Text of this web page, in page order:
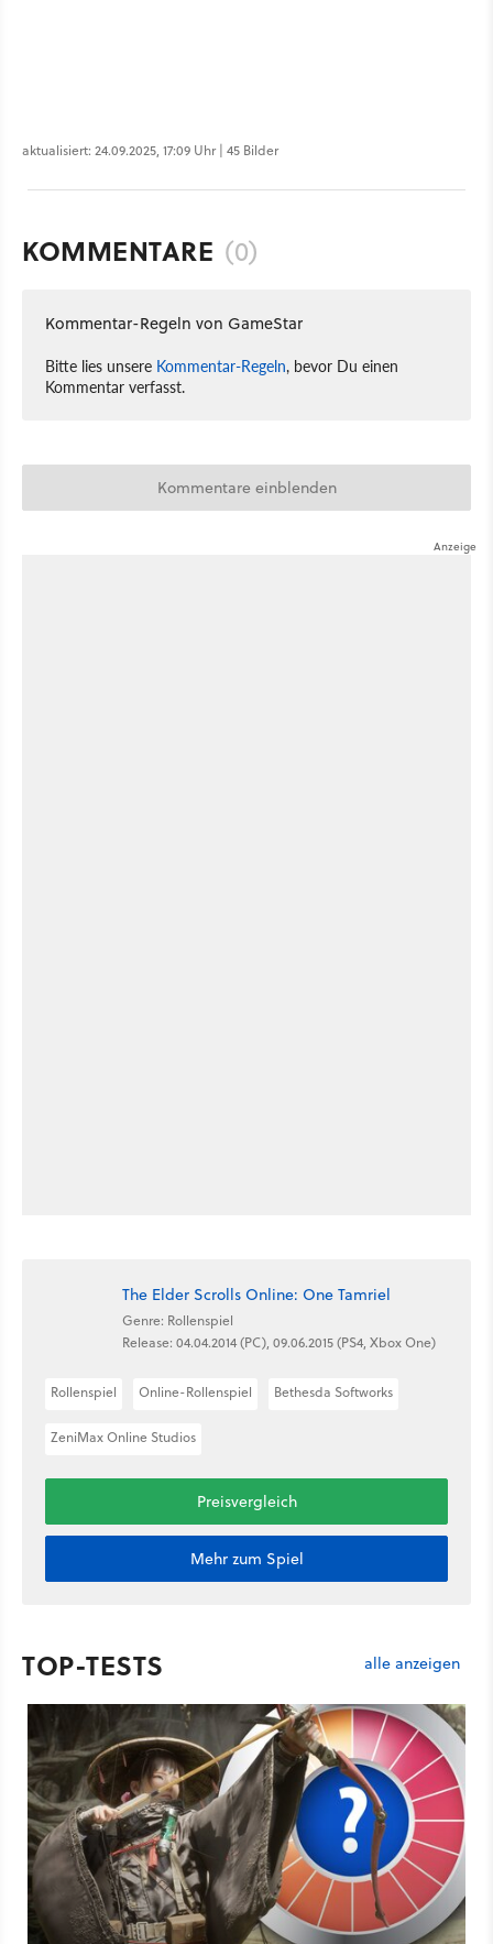
aktualisiert: 24.09.2025, 17:09 Uhr | 45 Bilder
KOMMENTARE (0)
Kommentar-Regeln von GameStar
Bitte lies unsere Kommentar-Regeln, bevor Du einen
Kommentar verfasst.
Kommentare einblenden
The Elder Scrolls Online: One Tamriel
Genre: Rollenspiel
Release: 04.04.2014 (PC), 09.06.2015 (PS4, Xbox One)
Rollenspiel Online-Rollenspiel Bethesda Softworks
ZeniMax Online Studios
Preisvergleich
Mehr zum Spiel
TOP-TESTS alle anzeigen